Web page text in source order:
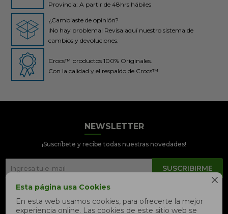

Esta página usa Cookies
En esta web usamos cookies, para ofrecerte la mejor
experiencia online. Las cookies de este sitio web se
Crocs Perú
● En línea
Provincia: A partir de 48hrs hábiles
¿Cambiaste de opinión?
¡No hay problema! Revisa aquí nuestro sistema de
cambios y devoluciones.
Crocs™ productos 100% Originales.
Con la calidad y el respaldo de Crocs™
NEWSLETTER
¡Suscríbete y recibe todas nuestras novedades!
SUSCRIBIRME
